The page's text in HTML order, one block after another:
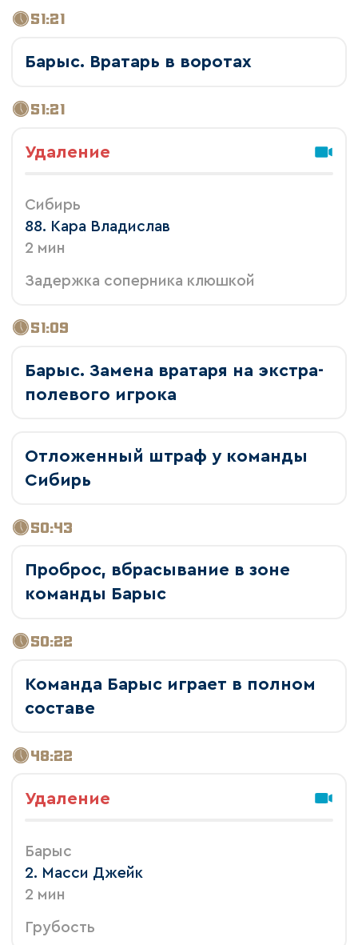
51:21
Барыс. Вратарь в воротах
51:21
Удаление
Сибирь
88. Кара Владислав
2 мин
Задержка соперника клюшкой
51:09
Барыс. Замена вратаря на экстра-
полевого игрока
Отложенный штраф у команды
Сибирь
50:43
Проброс, вбрасывание в зоне
команды Барыс
50:22
Команда Барыс играет в полном
составе
48:22
Удаление
Барыс
2. Масси Джейк
2 мин
Грубость